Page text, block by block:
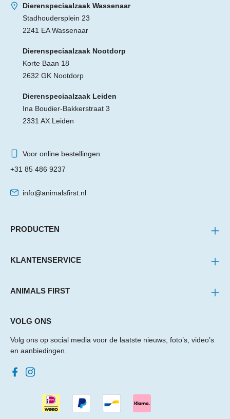
Dierenspeciaalzaak Wassenaar
Stadhoudersplein 23
2241 EA Wassenaar
Dierenspeciaalzaak Nootdorp
Korte Baan 18
2632 GK Nootdorp
Dierenspeciaalzaak Leiden
Ina Boudier-Bakkerstraat 3
2331 AX Leiden
Voor online bestellingen
+31 85 486 9237
info@animalsfirst.nl
PRODUCTEN
KLANTENSERVICE
ANIMALS FIRST
VOLG ONS
Volg ons op social media voor de laatste nieuws, foto’s, video’s
en aanbiedingen.